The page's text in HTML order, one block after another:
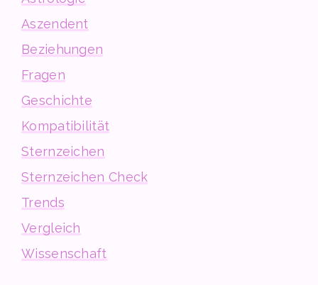
Aszendent
Beziehungen
Fragen
Geschichte
Kompatibilität
Sternzeichen
Sternzeichen Check
Trends
Vergleich
Wissenschaft